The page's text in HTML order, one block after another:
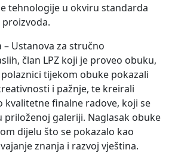
tehnologije u okviru standarda
– Ustanova za stručno
član LPZ koji je proveo obuku,
tijekom obuke pokazali
i pažnje, te kreirali
kvalitetne finalne radove, koji se
priloženoj galeriji. Naglasak obuke
dijelu što se pokazalo kao
znanja i razvoj vještina.